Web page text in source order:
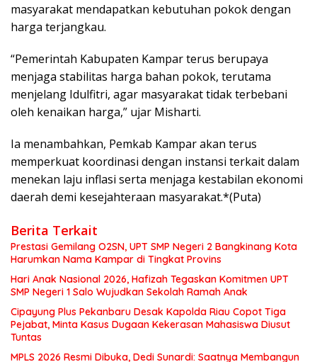
masyarakat mendapatkan kebutuhan pokok dengan
harga terjangkau.
“Pemerintah Kabupaten Kampar terus berupaya
menjaga stabilitas harga bahan pokok, terutama
menjelang Idulfitri, agar masyarakat tidak terbebani
oleh kenaikan harga,” ujar Misharti.
Ia menambahkan, Pemkab Kampar akan terus
memperkuat koordinasi dengan instansi terkait dalam
menekan laju inflasi serta menjaga kestabilan ekonomi
daerah demi kesejahteraan masyarakat.*(Puta)
Berita Terkait
Prestasi Gemilang O2SN, UPT SMP Negeri 2 Bangkinang Kota
Harumkan Nama Kampar di Tingkat Provins
Hari Anak Nasional 2026, Hafizah Tegaskan Komitmen UPT
SMP Negeri 1 Salo Wujudkan Sekolah Ramah Anak
Cipayung Plus Pekanbaru Desak Kapolda Riau Copot Tiga
Pejabat, Minta Kasus Dugaan Kekerasan Mahasiswa Diusut
Tuntas
MPLS 2026 Resmi Dibuka, Dedi Sunardi: Saatnya Membangun